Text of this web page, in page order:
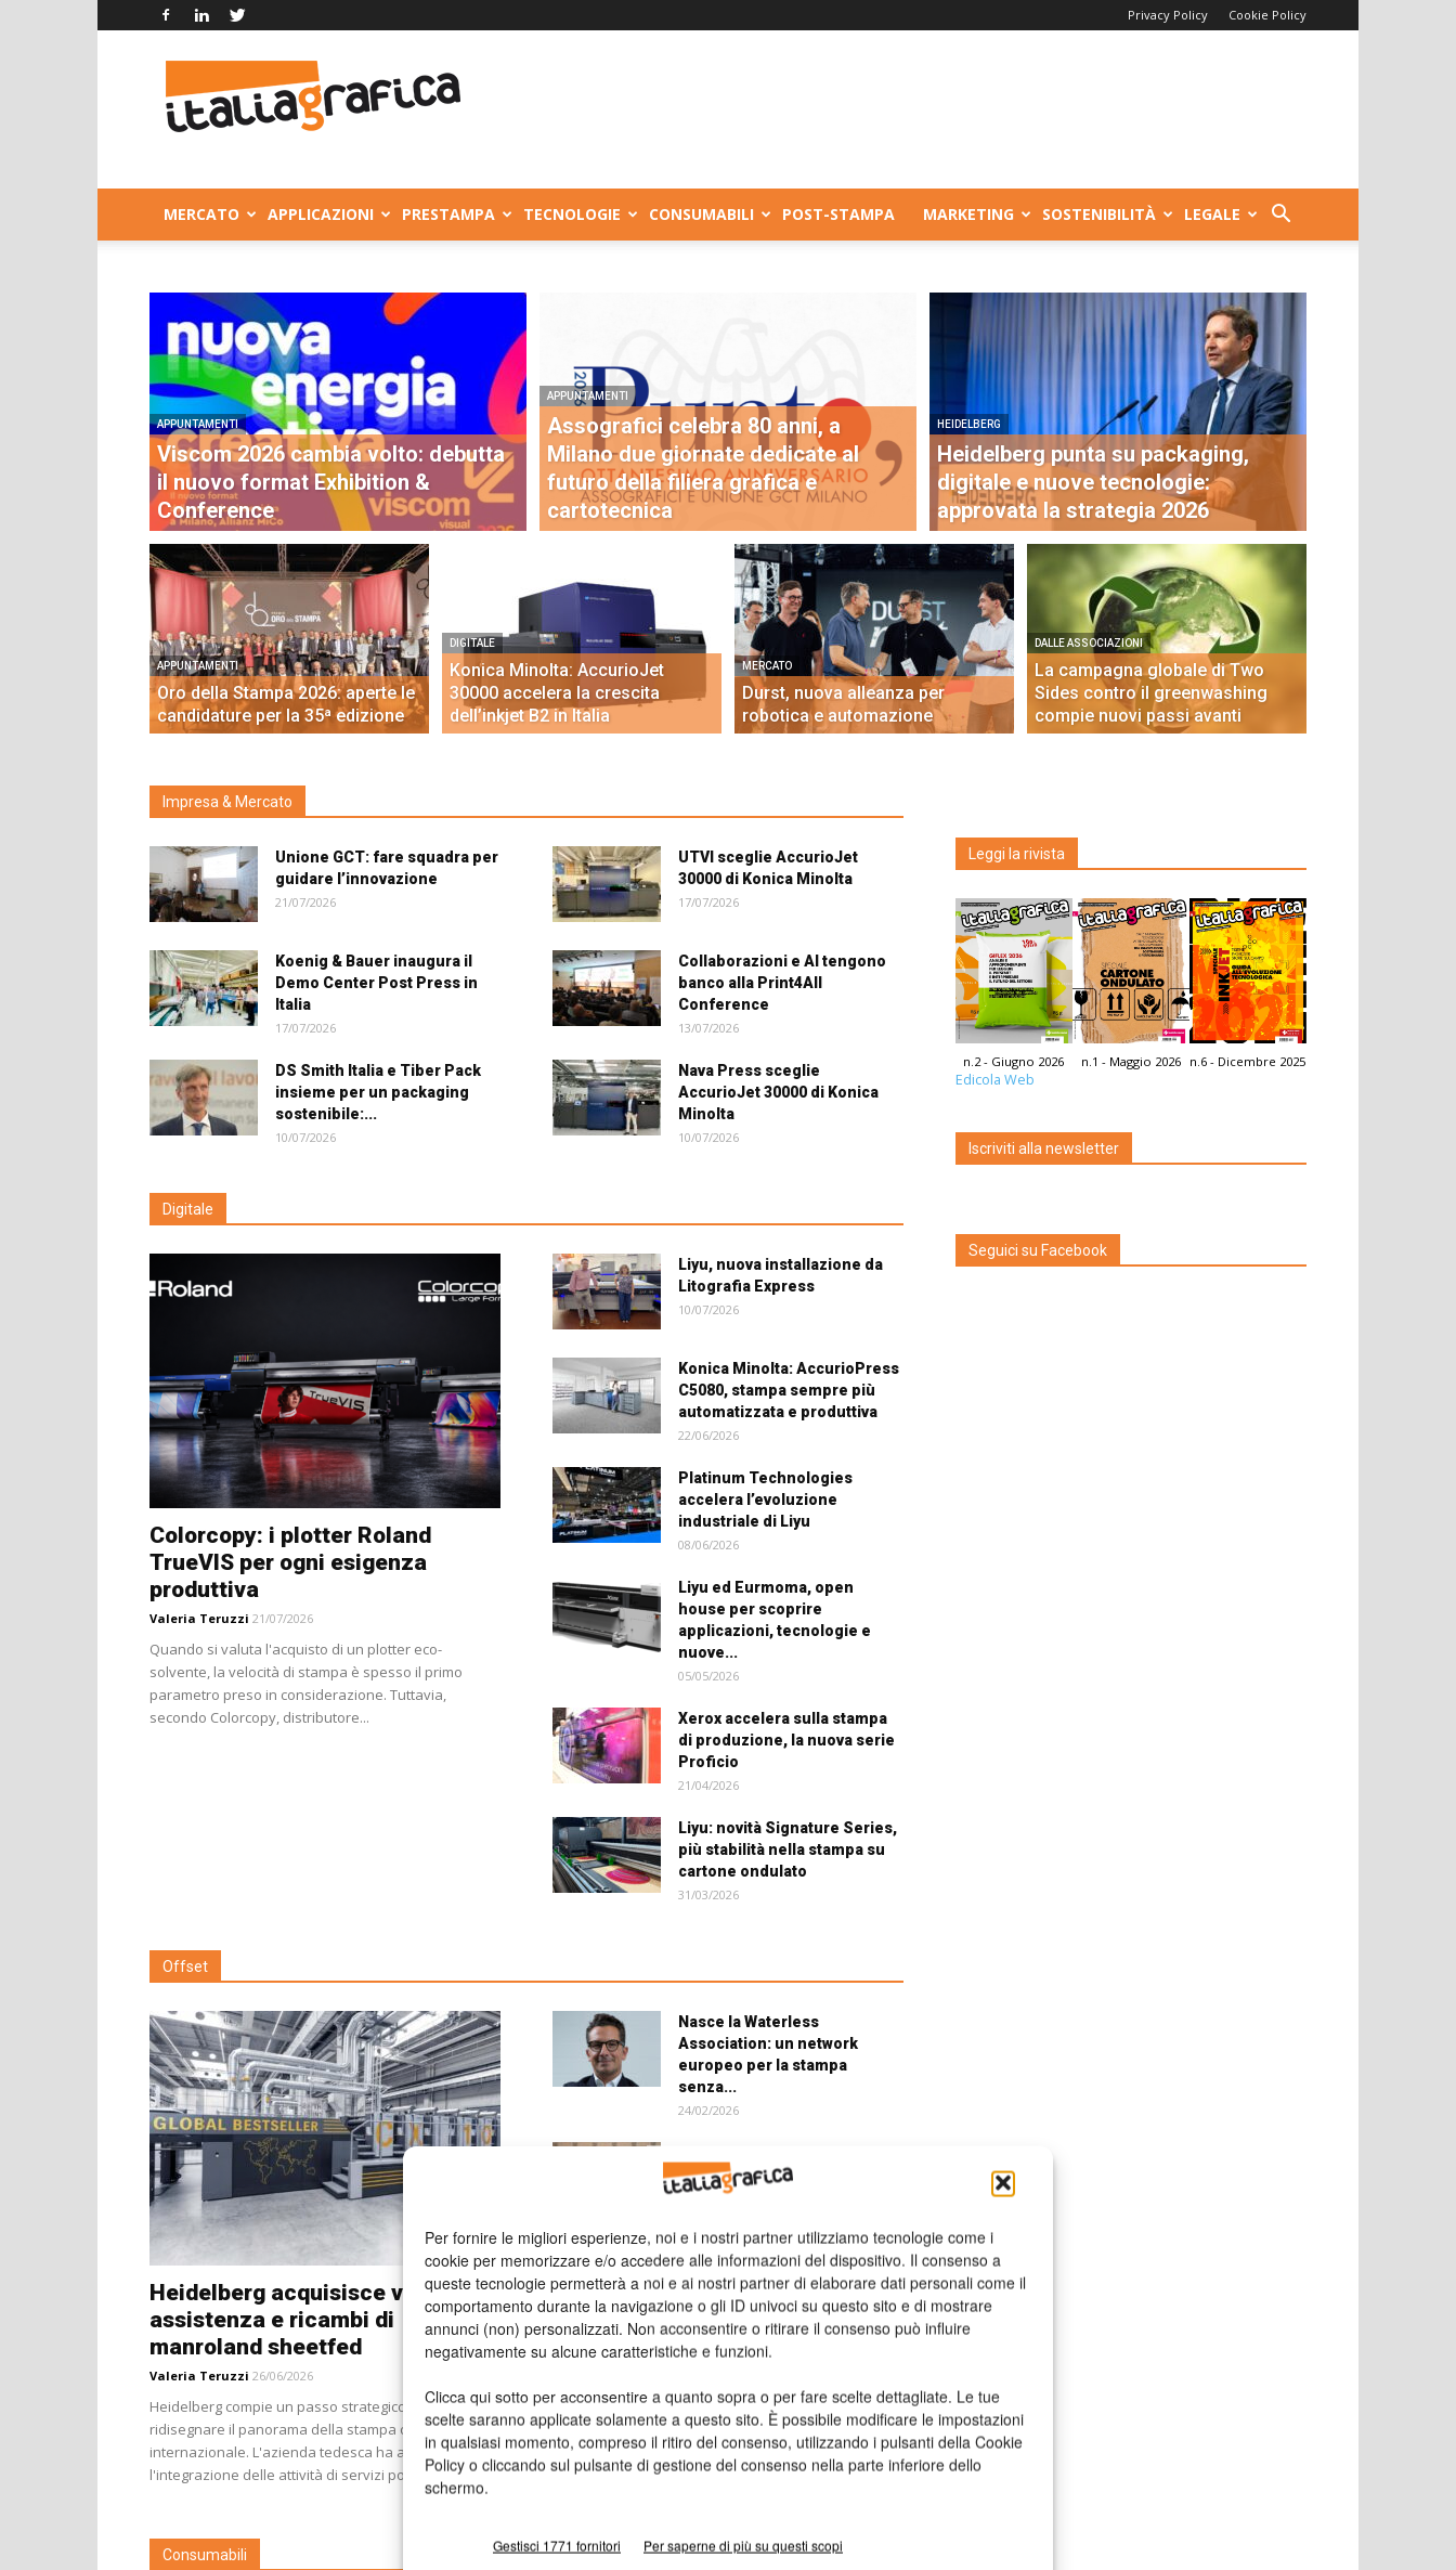
Per fornire le migliori esperienze, noi e i nostri partner utilizziamo tecnologie come i
cookie per memorizzare e/o accedere alle informazioni del dispositivo. Il consenso a
queste tecnologie permetterà a noi e ai nostri partner di elaborare dati personali come il
comportamento durante la navigazione o gli ID univoci su questo sito e di mostrare
annunci (non) personalizzati. Non acconsentire o ritirare il consenso può influire
negativamente su alcune caratteristiche e funzioni.
Clicca qui sotto per acconsentire a quanto sopra o per fare scelte dettagliate. Le tue
scelte saranno applicate solamente a questo sito. È possibile modificare le impostazioni
in qualsiasi momento, compreso il ritiro del consenso, utilizzando i pulsanti della Cookie
Policy o cliccando sul pulsante di gestione del consenso nella parte inferiore dello
schermo.
Gestisci 1771 fornitori Per saperne di più su questi scopi
Privacy Policy Cookie Policy
MERCATO APPLICAZIONI PRESTAMPA TECNOLOGIE CONSUMABILI POST-STAMPA MARKETING SOSTENIBILITÀ LEGALE
APPUNTAMENTI
Viscom 2026 cambia volto: debutta
il nuovo format Exhibition &
Conference
APPUNTAMENTI
Assografici celebra 80 anni, a
Milano due giornate dedicate al
futuro della filiera grafica e
cartotecnica
HEIDELBERG
Heidelberg punta su packaging,
digitale e nuove tecnologie:
approvata la strategia 2026
APPUNTAMENTI
Oro della Stampa 2026: aperte le
candidature per la 35ª edizione
DIGITALE
Konica Minolta: AccurioJet
30000 accelera la crescita
dell’inkjet B2 in Italia
MERCATO
Durst, nuova alleanza per
robotica e automazione
DALLE ASSOCIAZIONI
La campagna globale di Two
Sides contro il greenwashing
compie nuovi passi avanti
Impresa & Mercato
Unione GCT: fare squadra per
guidare l’innovazione
21/07/2026
UTVI sceglie AccurioJet
30000 di Konica Minolta
17/07/2026
Koenig & Bauer inaugura il
Demo Center Post Press in
Italia
17/07/2026
Collaborazioni e AI tengono
banco alla Print4All
Conference
13/07/2026
DS Smith Italia e Tiber Pack
insieme per un packaging
sostenibile:...
10/07/2026
Nava Press sceglie
AccurioJet 30000 di Konica
Minolta
10/07/2026
Digitale
Colorcopy: i plotter Roland
TrueVIS per ogni esigenza
produttiva
Valeria Teruzzi 21/07/2026
Quando si valuta l'acquisto di un plotter eco-
solvente, la velocità di stampa è spesso il primo
parametro preso in considerazione. Tuttavia,
secondo Colorcopy, distributore...
Liyu, nuova installazione da
Litografia Express
10/07/2026
Konica Minolta: AccurioPress
C5080, stampa sempre più
automatizzata e produttiva
22/06/2026
Platinum Technologies
accelera l’evoluzione
industriale di Liyu
08/06/2026
Liyu ed Eurmoma, open
house per scoprire
applicazioni, tecnologie e
nuove...
05/05/2026
Xerox accelera sulla stampa
di produzione, la nuova serie
Proficio
21/04/2026
Liyu: novità Signature Series,
più stabilità nella stampa su
cartone ondulato
31/03/2026
Offset
Heidelberg acquisisce vendite,
assistenza e ricambi di
manroland sheetfed
Valeria Teruzzi 26/06/2026
Heidelberg compie un passo strategico destinato a
ridisegnare il panorama della stampa offset
internazionale. L'azienda tedesca ha annunciato
l'integrazione delle attività di servizi post-vendita,...
Nasce la Waterless
Association: un network
europeo per la stampa
senza...
24/02/2026
le imprese che generano
futuro
Convegno Gipea 2025: il punto
sul settore tra strategie,
formazione e...
09/12/2025
nell’offset
12/04/2023
Consumabili
Leggi la rivista
n.2 - Giugno 2026 n.1 - Maggio 2026 n.6 - Dicembre 2025
Edicola Web
Iscriviti alla newsletter
Seguici su Facebook